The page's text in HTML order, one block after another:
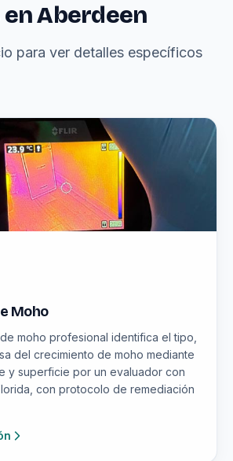
Aberdeen
para ver detalles específicos
Moho
moho profesional identifica el tipo,
del crecimiento de moho mediante
y superficie por un evaluador con
con protocolo de remediación